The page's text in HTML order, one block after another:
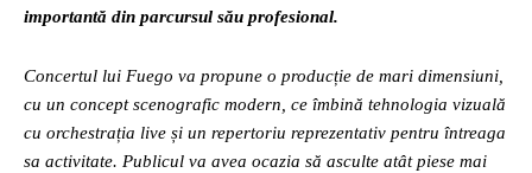
importantă din parcursul său profesional.
Concertul lui Fuego va propune o producție de mari dimensiuni,
cu un concept scenografic modern, ce îmbină tehnologia vizuală
cu orchestrația live și un repertoriu reprezentativ pentru întreaga
sa activitate. Publicul va avea ocazia să asculte atât piese mai